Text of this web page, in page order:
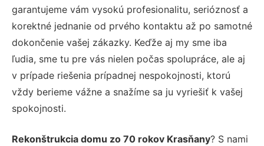
garantujeme vám vysokú profesionalitu, serióznosť a
korektné jednanie od prvého kontaktu až po samotné
dokončenie vašej zákazky. Keďže aj my sme iba
ľudia, sme tu pre vás nielen počas spolupráce, ale aj
v prípade riešenia prípadnej nespokojnosti, ktorú
vždy berieme vážne a snažíme sa ju vyriešiť k vašej
spokojnosti.
Rekonštrukcia domu zo 70 rokov Krasňany? S nami